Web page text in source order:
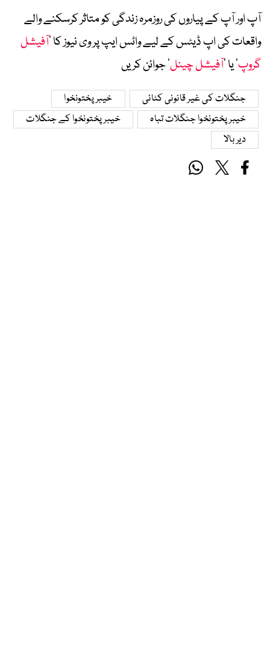
آپ اور آپ کے پیاروں کی روزمرہ زندگی کو متاثر کرسکنے والے
واقعات کی اپ ڈیٹس کے لیے واٹس ایپ پر وی نیوز کا ’آفیشل
گروپ‘ یا ’آفیشل چینل‘ جوائن کریں
جنگلات کی غیر قانونی کٹائی
خیبر پختونخوا
خیبر پختونخوا جنگلات تباہ
خیبر پختونخوا کے جنگلات
دیر بالا